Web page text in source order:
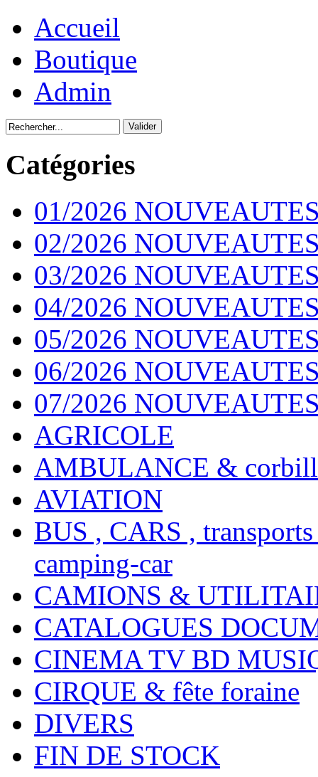
Accueil
Boutique
Admin
Catégories
01/2026
02/2026
03/2026
04/2026
05/2026
06/2026
07/2026
AGRICOLE
AMBULANCE &
AVIATION
BUS , CARS ,
camping-car
CAMIONS &
CATALOGUES
CINEMA TV BD
CIRQUE & fête foraine
DIVERS
FIN DE STOCK